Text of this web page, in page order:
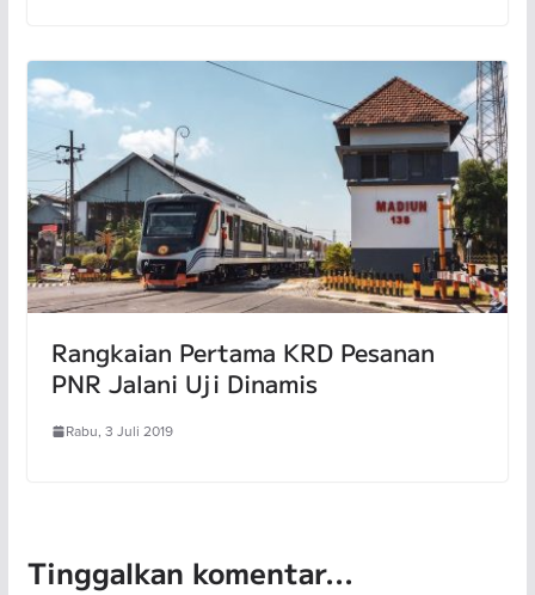
Rangkaian Pertama KRD Pesanan
PNR Jalani Uji Dinamis
Rabu, 3 Juli 2019
Tinggalkan komentar...